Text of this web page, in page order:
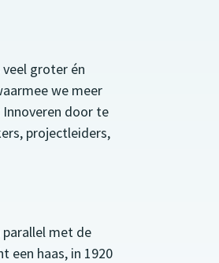
groter én
we meer
door te
projectleiders,
met de
een haas, in 1920